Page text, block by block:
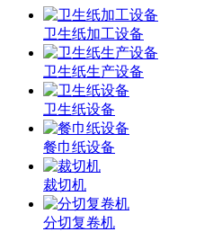
卫生纸加工设备
卫生纸生产设备
卫生纸设备
餐巾纸设备
裁切机
分切复卷机